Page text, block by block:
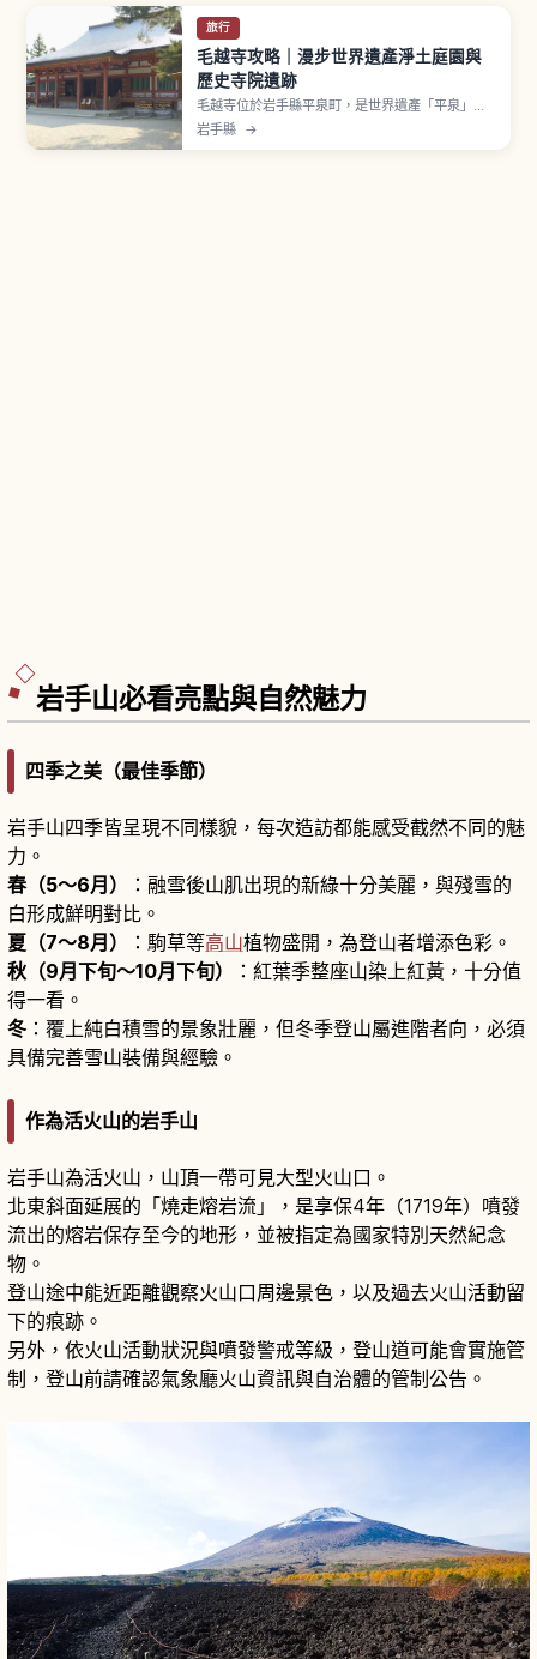
旅行
毛越寺攻略｜漫步世界遺產淨土庭園與
歷史寺院遺跡
毛越寺位於岩手縣平泉町，是世界遺產「平泉」構
成資產之一。相傳由慈覺大師圓仁於嘉祥3年（850
年）開山，奧州藤原氏第二代基衡與第三代秀衡時
岩手縣 →
岩手山必看亮點與自然魅力
四季之美（最佳季節）
岩手山四季皆呈現不同樣貌，每次造訪都能感受截然不同的魅
力。
春（5～6月）
：融雪後山肌出現的新綠十分美麗，與殘雪的
白形成鮮明對比。
夏（7～8月）
：駒草等高山植物盛開，為登山者增添色彩。
秋（9月下旬～10月下旬）
：紅葉季整座山染上紅黃，十分值
得一看。
冬 ：覆上純白積雪的景象壯麗，但冬季登山屬進階者向，必須
具備完善雪山裝備與經驗。
作為活火山的岩手山
岩手山為活火山，山頂一帶可見大型火山口。
北東斜面延展的「燒走熔岩流」，是享保4年（1719年）噴發
流出的熔岩保存至今的地形，並被指定為國家特別天然紀念
物。
登山途中能近距離觀察火山口周邊景色，以及過去火山活動留
下的痕跡。
另外，依火山活動狀況與噴發警戒等級，登山道可能會實施管
制，登山前請確認氣象廳火山資訊與自治體的管制公告。